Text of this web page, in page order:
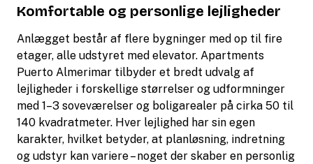
Komfortable og personlige lejligheder
Anlægget består af flere bygninger med op til fire
etager, alle udstyret med elevator. Apartments
Puerto Almerimar tilbyder et bredt udvalg af
lejligheder i forskellige størrelser og udformninger
med 1–3 soveværelser og boligarealer på cirka 50 til
140 kvadratmeter. Hver lejlighed har sin egen
karakter, hvilket betyder, at planløsning, indretning
og udstyr kan variere – noget der skaber en personlig